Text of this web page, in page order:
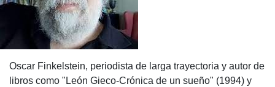
Oscar Finkelstein, periodista de larga trayectoria y autor de
libros como "León Gieco-Crónica de un sueño" (1994) y